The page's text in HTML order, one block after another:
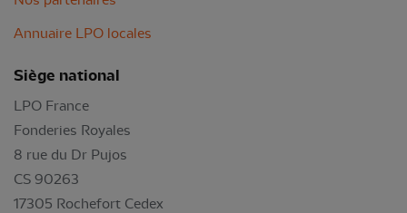
Annuaire LPO locales
Siège national
LPO France
Fonderies Royales
8 rue du Dr Pujos
CS 90263
17305 Rochefort Cedex